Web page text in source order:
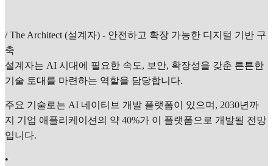
/ The Architect (설계자) - 안전하고 확장 가능한 디지털 기반 구
축
설계자는 AI 시대에 필요한 속도, 보안, 확장성을 갖춘 튼튼한
기술 토대를 마련하는 역할을 담당합니다.
주요 기술로는 AI 네이티브 개발 플랫폼이 있으며, 2030년까
지 기업 애플리케이션의 약 40%가 이 플랫폼으로 개발될 전망
입니다.
•